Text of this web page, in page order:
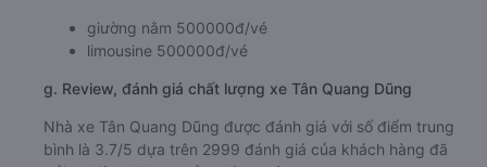
giường nằm 500000đ/vé
limousine 500000đ/vé
g. Review, đánh giá chất lượng xe Tân Quang Dũng
Nhà xe Tân Quang Dũng được đánh giá với số điểm trung
bình là 3.7/5 dựa trên 2999 đánh giá của khách hàng đã